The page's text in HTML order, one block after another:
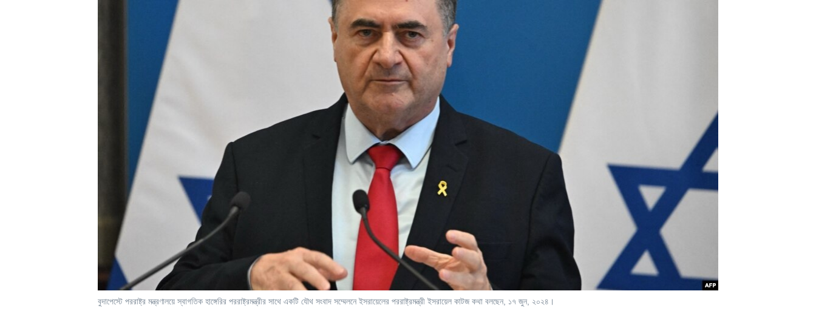
বুদাপেস্টে পররাষ্ট্র মন্ত্রণালয়ে স্বাগতিক হাঙ্গেরির পররাষ্ট্রমন্ত্রীর সাথে একটি যৌথ সংবাদ সম্মেলনে ইসরায়েলের পররাষ্ট্রমন্ত্রী ইসরায়েল কাটজ কথা বলছেন, ১৭ জুন, ২০২৪।